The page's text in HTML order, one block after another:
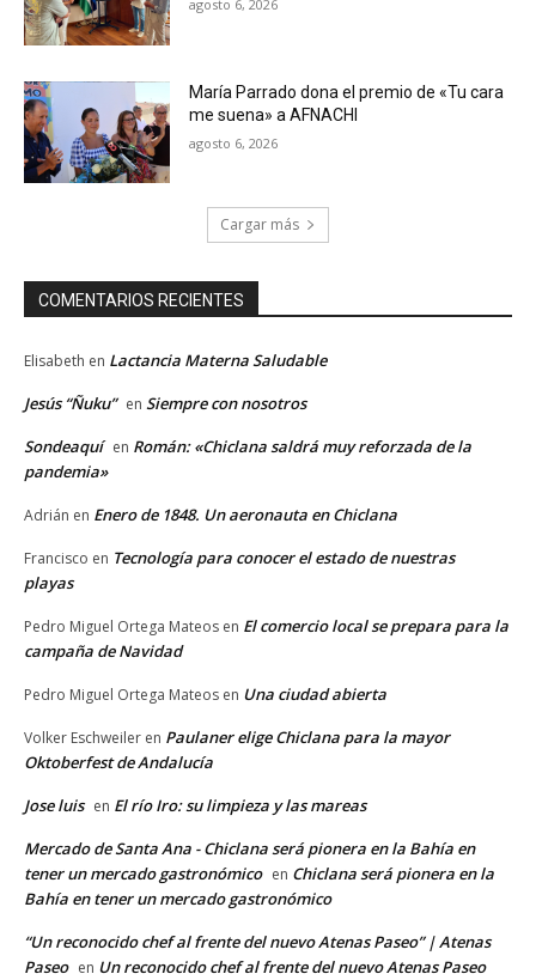
agosto 6, 2026
María Parrado dona el premio de «Tu cara
me suena» a AFNACHI
agosto 6, 2026
Cargar más
COMENTARIOS RECIENTES
Elisabeth en Lactancia Materna Saludable
Jesús “Ñuku” en Siempre con nosotros
Sondeaquí en Román: «Chiclana saldrá muy reforzada de la
pandemia»
Adrián en Enero de 1848. Un aeronauta en Chiclana
Francisco en Tecnología para conocer el estado de nuestras
playas
Pedro Miguel Ortega Mateos en El comercio local se prepara para la
campaña de Navidad
Pedro Miguel Ortega Mateos en Una ciudad abierta
Volker Eschweiler en Paulaner elige Chiclana para la mayor
Oktoberfest de Andalucía
Jose luis en El río Iro: su limpieza y las mareas
Mercado de Santa Ana - Chiclana será pionera en la Bahía en
tener un mercado gastronómico en Chiclana será pionera en la
Bahía en tener un mercado gastronómico
“Un reconocido chef al frente del nuevo Atenas Paseo” | Atenas
Paseo en Un reconocido chef al frente del nuevo Atenas Paseo